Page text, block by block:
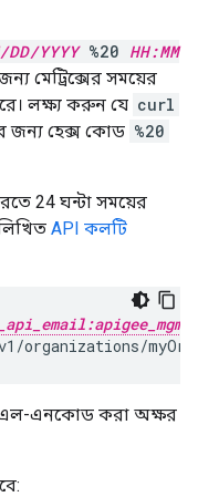
DD/YYYY%20 HH:MM
মেট্রিক্সের সময়ের
লক্ষ্য করুন যে curl
জন্য হেক্স কোড %20
24 ঘন্টা সময়ের
API কলটি
organizations/
এনকোড করা অক্ষর